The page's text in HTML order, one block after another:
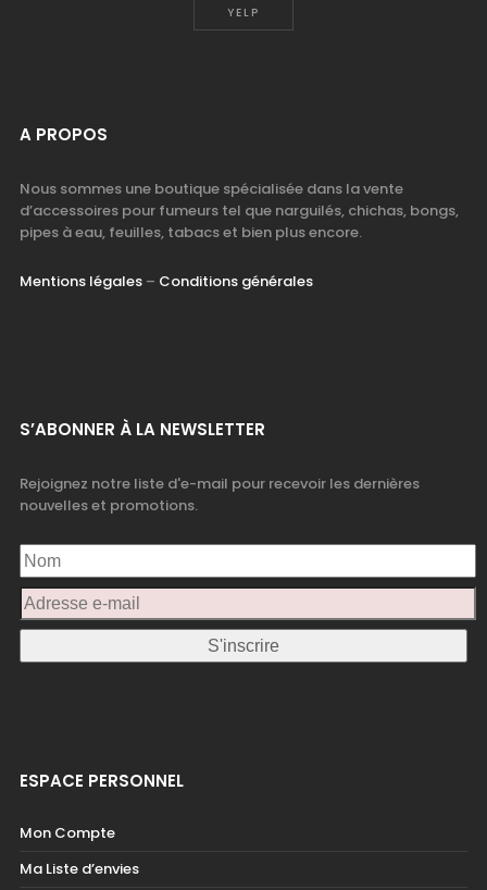
YELP
A PROPOS
Nous sommes une boutique spécialisée dans la vente
d’accessoires pour fumeurs tel que narguilés, chichas, bongs,
pipes à eau, feuilles, tabacs et bien plus encore.
Mentions légales– Conditions générales
S’ABONNER À LA NEWSLETTER
Rejoignez notre liste d'e-mail pour recevoir les dernières
nouvelles et promotions.
ESPACE PERSONNEL
Mon Compte
Ma Liste d’envies